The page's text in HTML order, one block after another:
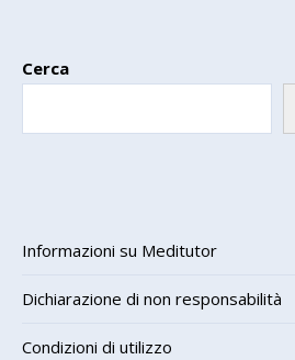
Cerca
Informazioni su Meditutor
Dichiarazione di non responsabilità
Condizioni di utilizzo